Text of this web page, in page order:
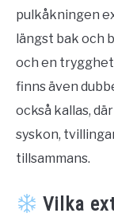
pulkåkningen
längst bak och
och en
finns även
också kallas,
syskon,
tillsammans.
Vilka